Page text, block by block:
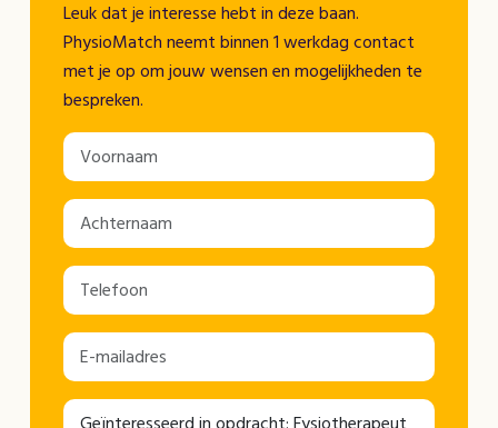
Leuk dat je interesse hebt in deze baan.
PhysioMatch neemt binnen 1 werkdag contact
met je op om jouw wensen en mogelijkheden te
bespreken.